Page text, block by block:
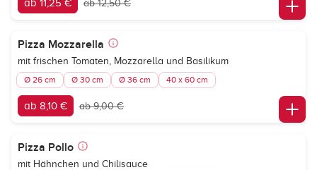
ab 11,25 € ab 12,50 €
Pizza Mozzarella
mit frischen Tomaten, Mozzarella und Basilikum
Ø 26 cm Ø 30 cm Ø 36 cm 40 x 60 cm
ab 8,10 € ab 9,00 €
Pizza Pollo
mit Hähnchen und Chilisauce